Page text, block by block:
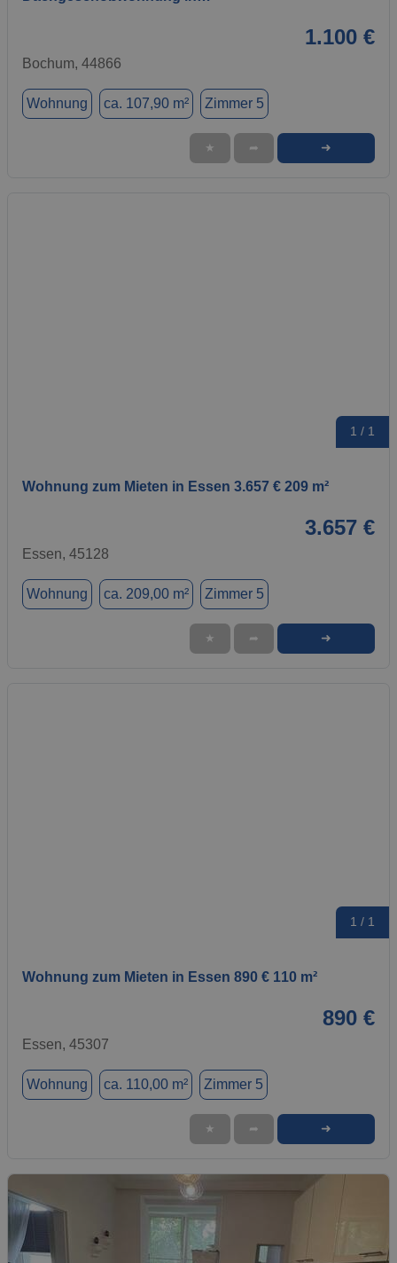
1.100 €
Bochum, 44866
Wohnung ca. 107,90 m² Zimmer 5
★ ➦ ➜
1 / 1
Wohnung zum Mieten in Essen 3.657 € 209 m²
3.657 €
Essen, 45128
Wohnung ca. 209,00 m² Zimmer 5
★ ➦ ➜
1 / 1
Wohnung zum Mieten in Essen 890 € 110 m²
890 €
Essen, 45307
Wohnung ca. 110,00 m² Zimmer 5
★ ➦ ➜